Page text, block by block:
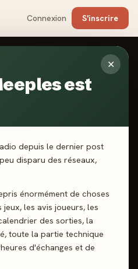
Connexion S'inscrire
✕
est
depuis le dernier post
disparu des réseaux,
énormément de choses
les avis joueurs, les
des sorties, la
toute la partie technique
d'échanges et de
de jouer Wishlist